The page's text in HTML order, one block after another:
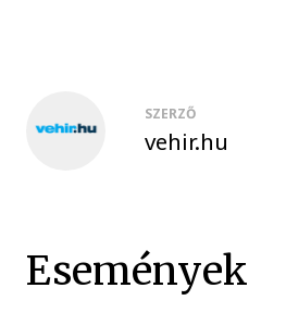
SZERZŐ
vehir.hu
Események